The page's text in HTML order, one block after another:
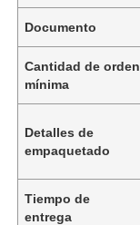
Documento
Cantidad de orden
mínima
Detalles de
empaquetado
Tiempo de
entrega